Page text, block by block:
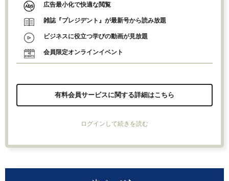
広告最小化で快適な閲覧
雑誌『プレジデント』が最新号から読み放題
ビジネスに役立つ学びの動画が見放題
会員限定オンラインイベント
有料会員サービスに関する詳細はこちら
ログインして続きを読む